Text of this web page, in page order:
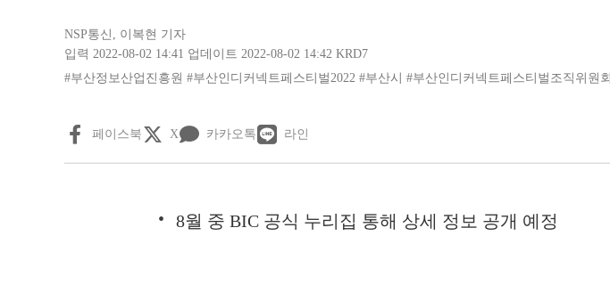
NSP통신 , 이복현 기자
입력 2022-08-02 14:41 업데이트 2022-08-02 14:42 KRD7
#부산정보산업진흥원 #부산인디커넥트페스티벌2022 #부산시 #부산인디커넥트페스티벌조직위원회
페이스북 X 카카오톡 라인
8월 중 BIC 공식 누리집 통해 상세 정보 공개 예정